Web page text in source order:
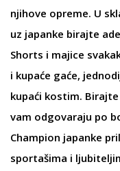
njihove opreme. U
uz japanke birajte
Shorts i majice
i kupaće gaće,
kupaći kostim.
vam odgovaraju po
Champion japanke
sportašima i